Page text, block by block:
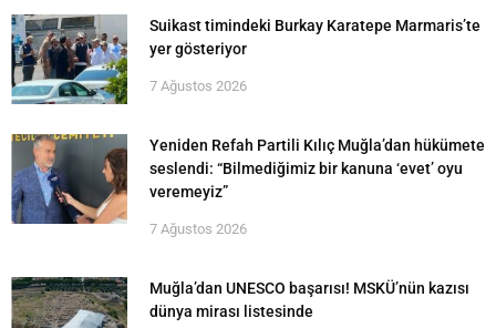
Suikast timindeki Burkay Karatepe Marmaris’te
yer gösteriyor
7 Ağustos 2026
Yeniden Refah Partili Kılıç Muğla’dan hükümete
seslendi: “Bilmediğimiz bir kanuna ‘evet’ oyu
veremeyiz”
7 Ağustos 2026
Muğla’dan UNESCO başarısı! MSKÜ’nün kazısı
dünya mirası listesinde